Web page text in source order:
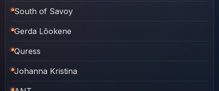
South of Savoy
Gerda Lõokene
Quress
Johanna Kristina